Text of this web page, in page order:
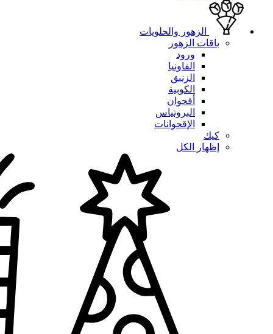
الزهور والحلويات
باقات الزهور
ورود
الفاونيا
الزنبق
الكوبية
أقحوان
البروتياس
الإقحوانات
كيك
إظهار الكل